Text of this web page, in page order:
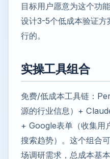
目标用户愿意为这个功
设计3-5个低成本验证
行的。
实操工具组合
免费/低成本工具链：
源的行业信息）+
+ Google表单（收集用
搜索趋势）。这个组合
场调研需求，总成本基本